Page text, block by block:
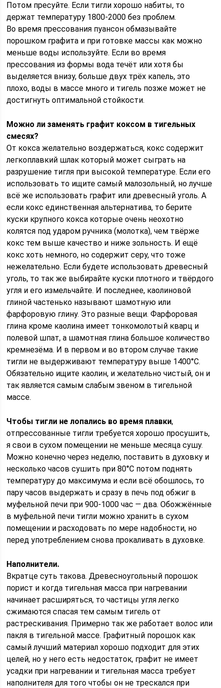
Потом пресуйте. Если тигли хорошо набиты, то
держат температуру 1800-2000 без проблем.
Во время прессования пуансон обмазывайте
порошком графита и при готовке массы как можно
меньше воды используйте. Если во время
прессования из формы вода течёт или хотя бы
выделяется внизу, больше двух трёх капель, это
плохо, воды в массе много и тигель позже может не
достигнуть оптимальной стойкости.
Можно ли заменять графит коксом в тигельных
смесях?
От кокса желательно воздержаться, кокс содержит
легкоплавкий шлак который может сыграть на
разрушение тигля при высокой температуре. Если его
использовать то ищите самый малозольный, но лучше
всё же использовать графит или древесный уголь. А
если кокс единственная альтернатива, то берите
куски крупного кокса которые очень неохотно
колятся под ударом ручника (молотка), чем твёрже
кокс тем выше качество и ниже зольность. И ещё
кокс хоть немного, но содержит серу, что тоже
нежелательно. Если будете использовать древесный
уголь, то так же выбирайте куски плотного и твёрдого
угля и его измельчайте. И последнее, каолиновой
глиной частенько называют шамотную или
фарфоровую глину. Это разные вещи. Фарфоровая
глина кроме каолина имеет тонкомолотый кварц и
полевой шпат, а шамотная глина большое количество
кремнезёма. И в первом и во втором случае такие
тигли не выдерживают температуру выше 1400°C.
Обязательно ищите каолин, и желательно чистый, он и
так является самым слабым звеном в тигельной
массе.
Чтобы тигли не лопались во время плавки,
отпрессованные тигли требуется хорошо просушить,
я свои в сухом помещении не меньше месяца сушу.
Можно конечно через неделю, поставить в духовку и
несколько часов сушить при 80°С потом поднять
температуру до максимума и если всё обошлось, то
пару часов выдержать и сразу в печь под обжиг в
муфельной печи при 900-1000 час — два. Обожжённые
в муфельной печи тигли можно хранить в сухом
помещении и расходовать по мере надобности, но
перед употреблением снова прокаливать в духовке.
Наполнители.
Вкратце суть такова. Древесноугольный порошок
порист и когда тигельная масса при нагревании
начинает расширяться, то частицы угля легко
сжимаются спасая тем самым тигель от
растрескивания. Примерно так же работает волос или
пакля в тигельной массе. Графитный порошок как
самый лучший материал хорошо подходит для этих
целей, но у него есть недостаток, графит не имеет
усадки при нагревании и тигельная масса требует
наполнителя для того чтобы он не трескался при